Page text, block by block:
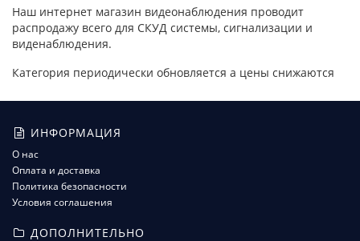
Наш интернет магазин видеонаблюдения проводит
распродажу всего для СКУД системы, сигнализации и
виденаблюдения.
Категория периодически обновляется а цены снижаются
ИНФОРМАЦИЯ
О нас
Оплата и доставка
Политика безопасности
Условия соглашения
ДОПОЛНИТЕЛЬНО